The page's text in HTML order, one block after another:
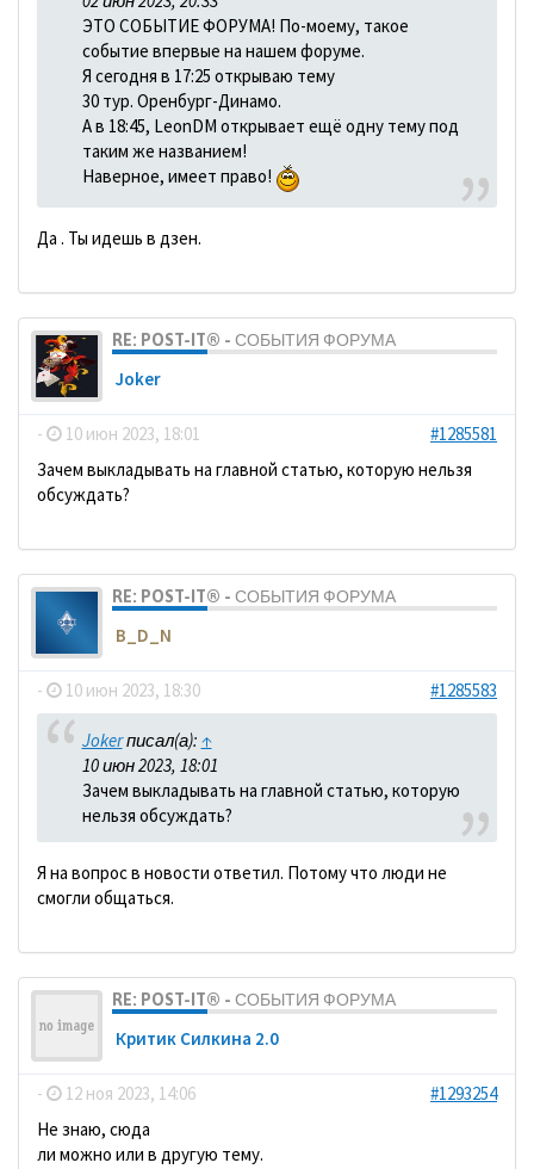
ЭТО СОБЫТИЕ ФОРУМА! По-моему, такое
событие впервые на нашем форуме.
Я сегодня в 17:25 открываю тему
30 тур. Оренбург-Динамо.
А в 18:45, LeonDM открывает ещё одну тему под
таким же названием!
Наверное, имеет право!
Да . Ты идешь в дзен.
RE: POST-IT® - СОБЫТИЯ ФОРУМА
Joker
- 10 июн 2023, 18:01
#1285581
Зачем выкладывать на главной статью, которую нельзя
обсуждать?
RE: POST-IT® - СОБЫТИЯ ФОРУМА
B_D_N
- 10 июн 2023, 18:30 #1285583
Jokerписал(а): ↑
10 июн 2023, 18:01
Зачем выкладывать на главной статью, которую
нельзя обсуждать?
Я на вопрос в новости ответил. Потому что люди не
смогли общаться.
RE: POST-IT® - СОБЫТИЯ ФОРУМА
Критик Силкина 2.0
- 12 ноя 2023, 14:06
#1293254
Не знаю, сюда
ли можно или в другую тему.